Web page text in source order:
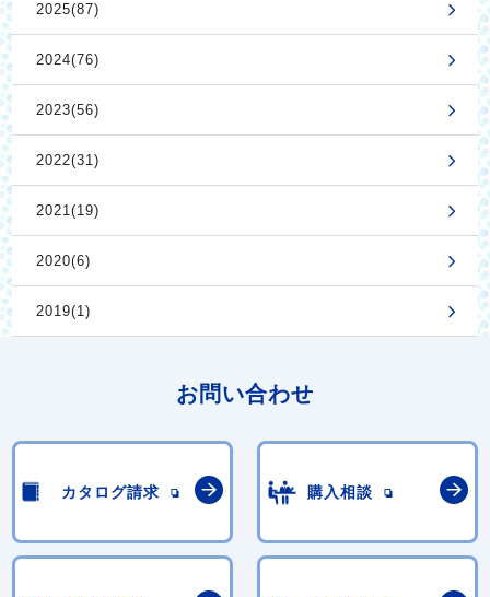
2025(87)
2024(76)
2023(56)
2022(31)
2021(19)
2020(6)
2019(1)
お問い合わせ
カタログ請求 購入相談